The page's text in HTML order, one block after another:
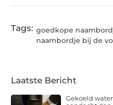
Tags: goedkope
naambordje bij de
Laatste Bericht
Gekoeld